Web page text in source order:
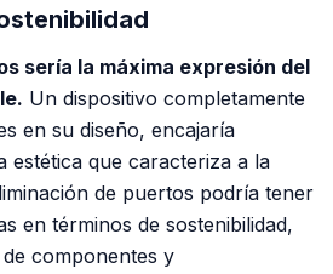
sería la máxima expresión del
Un dispositivo completamente
en su diseño, encajaría
estética que caracteriza a la
de puertos podría tener
en términos de sostenibilidad,
componentes y